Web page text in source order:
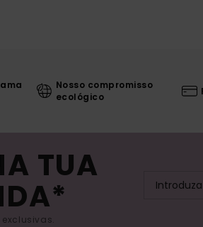
Nosso compromisso
ecológico
TUA